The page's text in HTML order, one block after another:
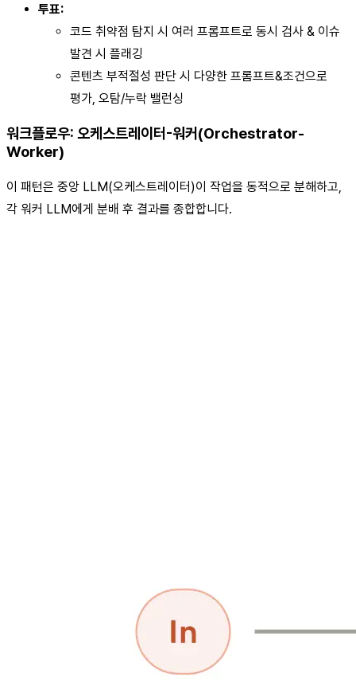
투표:
코드 취약점 탐지 시 여러 프롬프트로 동시 검사 & 이슈
발견 시 플래깅
콘텐츠 부적절성 판단 시 다양한 프롬프트&조건으로
평가, 오탐/누락 밸런싱
워크플로우: 오케스트레이터-워커(Orchestrator-
Worker)
이 패턴은 중앙 LLM(오케스트레이터)이 작업을 동적으로 분해하고,
각 워커 LLM에게 분배 후 결과를 종합합니다.